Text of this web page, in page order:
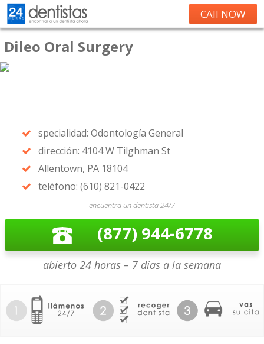
CAll NOW
Dileo Oral Surgery
specialidad: Odontología General
dirección: 4104 W Tilghman St
Allentown, PA 18104
teléfono: (610) 821-0422
encuentra un dentista 24/7
(877) 944-6778
abierto 24 horas – 7 días a la semana